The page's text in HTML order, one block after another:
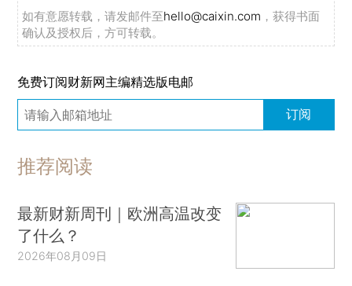
如有意愿转载，请发邮件至hello@caixin.com ，获得书面
确认及授权后，方可转载。
免费订阅财新网主编精选版电邮
订阅
推荐阅读
最新财新周刊｜欧洲高温改变
了什么？
2026年08月09日